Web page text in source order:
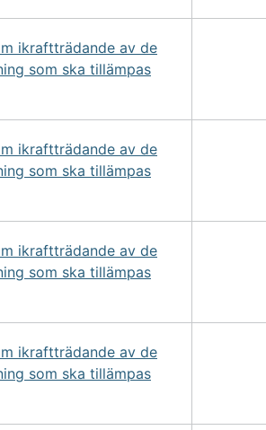
ikraftträdande av de
som ska tillämpas
ikraftträdande av de
som ska tillämpas
ikraftträdande av de
som ska tillämpas
ikraftträdande av de
som ska tillämpas